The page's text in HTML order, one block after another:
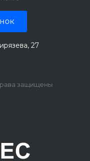
27
защищены